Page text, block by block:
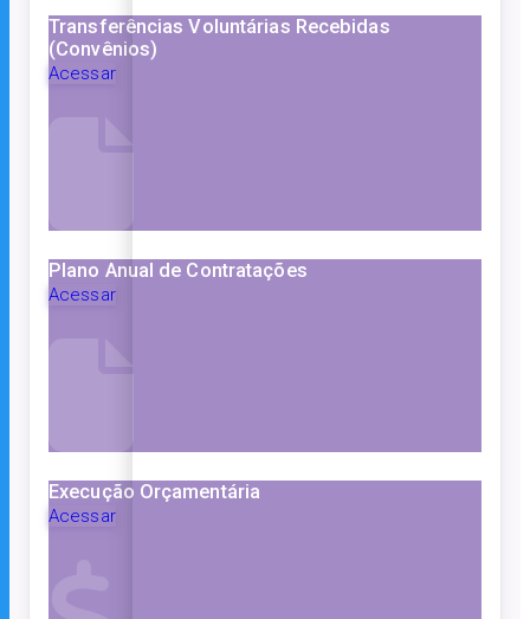
Transferências Voluntárias Recebidas
(Convênios)
Acessar
Plano Anual de Contratações
Acessar
Execução Orçamentária
Acessar